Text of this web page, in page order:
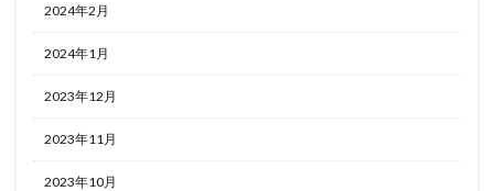
2024年2月
2024年1月
2023年12月
2023年11月
2023年10月